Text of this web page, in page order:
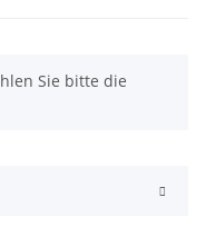
Sie bitte die